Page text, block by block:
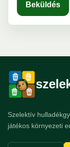
Beküldés
Szelektív
játékos környezeti